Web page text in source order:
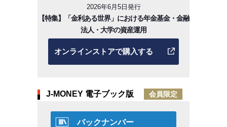
2026年6月5日発行
【特集】「金利ある世界」における年金基金・金融
法人・大学の資産運用
オンラインストアで購入する
J-MONEY 電子ブック版 会員限定
バックナンバー